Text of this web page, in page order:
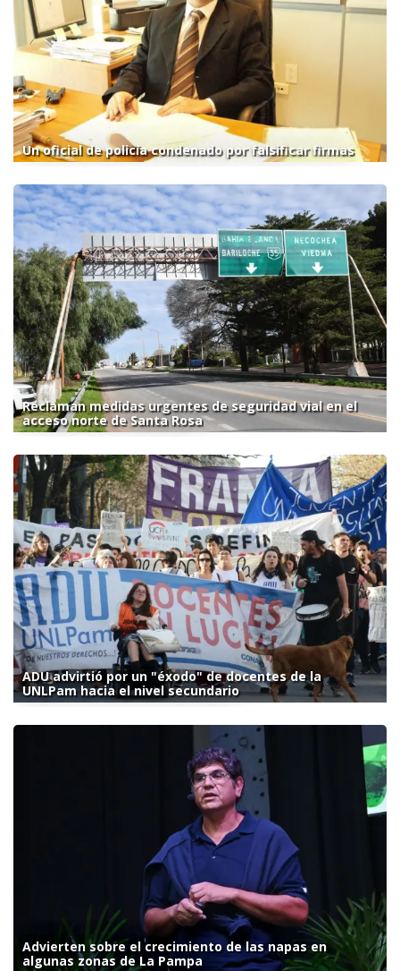
Un oficial de policía condenado por falsificar firmas
Reclaman medidas urgentes de seguridad vial en el
acceso norte de Santa Rosa
ADU advirtió por un "éxodo" de docentes de la
UNLPam hacia el nivel secundario
Advierten sobre el crecimiento de las napas en
algunas zonas de La Pampa